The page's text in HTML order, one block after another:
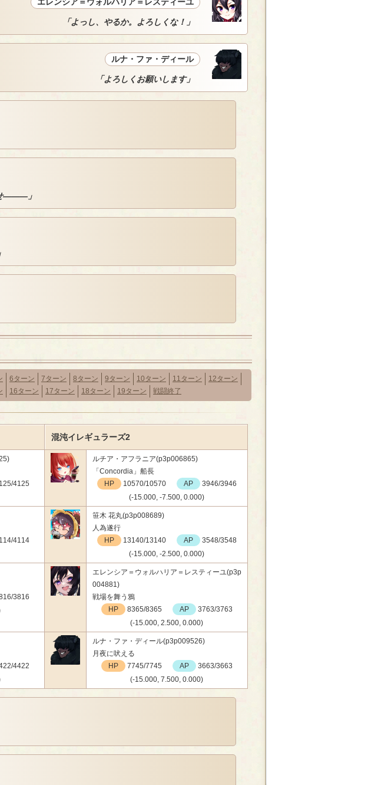
「よっし、やるか。よろしくな！」
ルナ・ファ・ディール
「よろしくお願いします」
―――」
6ターン 7ターン 8ターン 9ターン 10ターン 11ターン
12ターン
16ターン 17ターン 18ターン 19ターン 戦闘終了
混沌イレギュラーズ2
4125
ルチア・アフラニア(p3p006865)
「Concordia」船長
HP
10570/10570 AP
3946/3946
(-15.000, -7.500, 0.000)
4114
笹木 花丸(p3p008689)
人為遂行
HP
13140/13140 AP
3548/3548
(-15.000, -2.500, 0.000)
3816
エレンシア＝ウォルハリア＝レスティーユ(p3p
004881)
戦場を舞う鴉
HP
8365/8365 AP
3763/3763
(-15.000, 2.500, 0.000)
4422
ルナ・ファ・ディール(p3p009526)
月夜に吠える
HP
7745/7745 AP
3663/3663
(-15.000, 7.500, 0.000)